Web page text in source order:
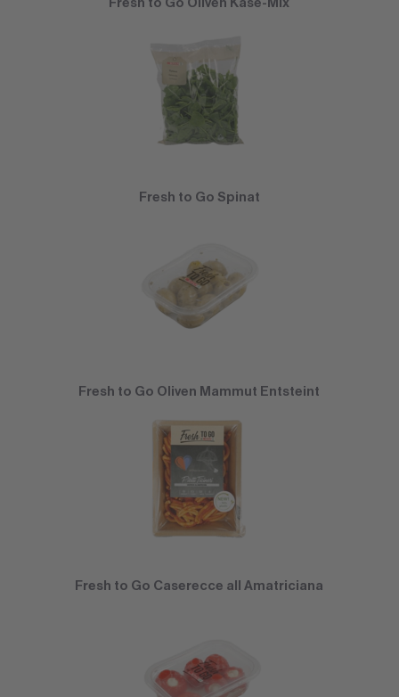
Fresh to Go Spinat
Fresh to Go Oliven Mammut Entsteint
Fresh to Go Caserecce all Amatriciana